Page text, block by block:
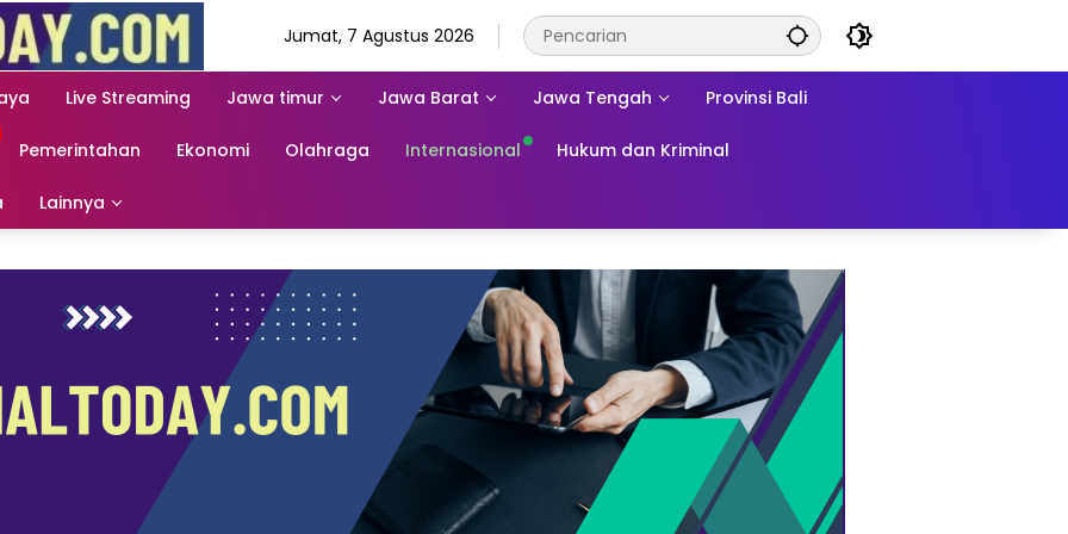
Jumat, 7 Agustus 2026
Live Streaming Jawa timur Jawa Barat Jawa Tengah Provinsi Bali
Pemerintahan Ekonomi Olahraga Internasional Hukum dan Kriminal
Lainnya